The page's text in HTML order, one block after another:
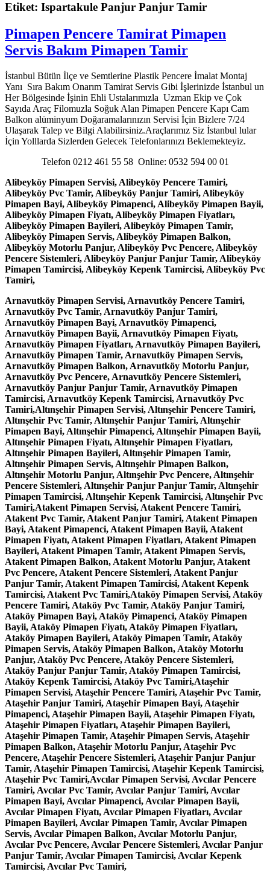
Etiket: Ispartakule Panjur Panjur Tamir
Pimapen Pencere Tamirat Pimapen
Servis Bakım Pimapen Tamir
İstanbul Bütün İlçe ve Semtlerine Plastik Pencere İmalat Montaj
Yanı Sıra Bakım Onarım Tamirat Servis Gibi İşlerinizde İstanbul un
Her Bölgesinde İşinin Ehli Ustalarımızla Uzman Ekip ve Çok
Sayıda Araç Filomuzla Soğuk Alan Pimapen Pencere Kapı Cam
Balkon alüminyum Doğaramalarınızın Servisi İçin Bizlere 7/24
Ulaşarak Talep ve Bilgi Alabilirsiniz.Araçlarımız Siz İstanbul lular
İçin Yolllarda Sizlerden Gelecek Telefonlarınızı Beklemekteyiz.
Telefon 0212 461 55 58 Online: 0532 594 00 01
Alibeyköy Pimapen Servisi, Alibeyköy Pencere Tamiri,
Alibeyköy Pvc Tamir, Alibeyköy Panjur Tamiri, Alibeyköy
Pimapen Bayi, Alibeyköy Pimapenci, Alibeyköy Pimapen Bayii,
Alibeyköy Pimapen Fiyatı, Alibeyköy Pimapen Fiyatları,
Alibeyköy Pimapen Bayileri, Alibeyköy Pimapen Tamir,
Alibeyköy Pimapen Servis, Alibeyköy Pimapen Balkon,
Alibeyköy Motorlu Panjur, Alibeyköy Pvc Pencere, Alibeyköy
Pencere Sistemleri, Alibeyköy Panjur Panjur Tamir, Alibeyköy
Pimapen Tamircisi, Alibeyköy Kepenk Tamircisi, Alibeyköy Pvc
Tamiri,
Arnavutköy Pimapen Servisi, Arnavutköy Pencere Tamiri,
Arnavutköy Pvc Tamir, Arnavutköy Panjur Tamiri,
Arnavutköy Pimapen Bayi, Arnavutköy Pimapenci,
Arnavutköy Pimapen Bayii, Arnavutköy Pimapen Fiyatı,
Arnavutköy Pimapen Fiyatları, Arnavutköy Pimapen Bayileri,
Arnavutköy Pimapen Tamir, Arnavutköy Pimapen Servis,
Arnavutköy Pimapen Balkon, Arnavutköy Motorlu Panjur,
Arnavutköy Pvc Pencere, Arnavutköy Pencere Sistemleri,
Arnavutköy Panjur Panjur Tamir, Arnavutköy Pimapen
Tamircisi, Arnavutköy Kepenk Tamircisi, Arnavutköy Pvc
Tamiri,Altınşehir Pimapen Servisi, Altınşehir Pencere Tamiri,
Altınşehir Pvc Tamir, Altınşehir Panjur Tamiri, Altınşehir
Pimapen Bayi, Altınşehir Pimapenci, Altınşehir Pimapen Bayii,
Altınşehir Pimapen Fiyatı, Altınşehir Pimapen Fiyatları,
Altınşehir Pimapen Bayileri, Altınşehir Pimapen Tamir,
Altınşehir Pimapen Servis, Altınşehir Pimapen Balkon,
Altınşehir Motorlu Panjur, Altınşehir Pvc Pencere, Altınşehir
Pencere Sistemleri, Altınşehir Panjur Panjur Tamir, Altınşehir
Pimapen Tamircisi, Altınşehir Kepenk Tamircisi, Altınşehir Pvc
Tamiri,Atakent Pimapen Servisi, Atakent Pencere Tamiri,
Atakent Pvc Tamir, Atakent Panjur Tamiri, Atakent Pimapen
Bayi, Atakent Pimapenci, Atakent Pimapen Bayii, Atakent
Pimapen Fiyatı, Atakent Pimapen Fiyatları, Atakent Pimapen
Bayileri, Atakent Pimapen Tamir, Atakent Pimapen Servis,
Atakent Pimapen Balkon, Atakent Motorlu Panjur, Atakent
Pvc Pencere, Atakent Pencere Sistemleri, Atakent Panjur
Panjur Tamir, Atakent Pimapen Tamircisi, Atakent Kepenk
Tamircisi, Atakent Pvc Tamiri,Ataköy Pimapen Servisi, Ataköy
Pencere Tamiri, Ataköy Pvc Tamir, Ataköy Panjur Tamiri,
Ataköy Pimapen Bayi, Ataköy Pimapenci, Ataköy Pimapen
Bayii, Ataköy Pimapen Fiyatı, Ataköy Pimapen Fiyatları,
Ataköy Pimapen Bayileri, Ataköy Pimapen Tamir, Ataköy
Pimapen Servis, Ataköy Pimapen Balkon, Ataköy Motorlu
Panjur, Ataköy Pvc Pencere, Ataköy Pencere Sistemleri,
Ataköy Panjur Panjur Tamir, Ataköy Pimapen Tamircisi,
Ataköy Kepenk Tamircisi, Ataköy Pvc Tamiri,Ataşehir
Pimapen Servisi, Ataşehir Pencere Tamiri, Ataşehir Pvc Tamir,
Ataşehir Panjur Tamiri, Ataşehir Pimapen Bayi, Ataşehir
Pimapenci, Ataşehir Pimapen Bayii, Ataşehir Pimapen Fiyatı,
Ataşehir Pimapen Fiyatları, Ataşehir Pimapen Bayileri,
Ataşehir Pimapen Tamir, Ataşehir Pimapen Servis, Ataşehir
Pimapen Balkon, Ataşehir Motorlu Panjur, Ataşehir Pvc
Pencere, Ataşehir Pencere Sistemleri, Ataşehir Panjur Panjur
Tamir, Ataşehir Pimapen Tamircisi, Ataşehir Kepenk Tamircisi,
Ataşehir Pvc Tamiri,Avcılar Pimapen Servisi, Avcılar Pencere
Tamiri, Avcılar Pvc Tamir, Avcılar Panjur Tamiri, Avcılar
Pimapen Bayi, Avcılar Pimapenci, Avcılar Pimapen Bayii,
Avcılar Pimapen Fiyatı, Avcılar Pimapen Fiyatları, Avcılar
Pimapen Bayileri, Avcılar Pimapen Tamir, Avcılar Pimapen
Servis, Avcılar Pimapen Balkon, Avcılar Motorlu Panjur,
Avcılar Pvc Pencere, Avcılar Pencere Sistemleri, Avcılar Panjur
Panjur Tamir, Avcılar Pimapen Tamircisi, Avcılar Kepenk
Tamircisi, Avcılar Pvc Tamiri,